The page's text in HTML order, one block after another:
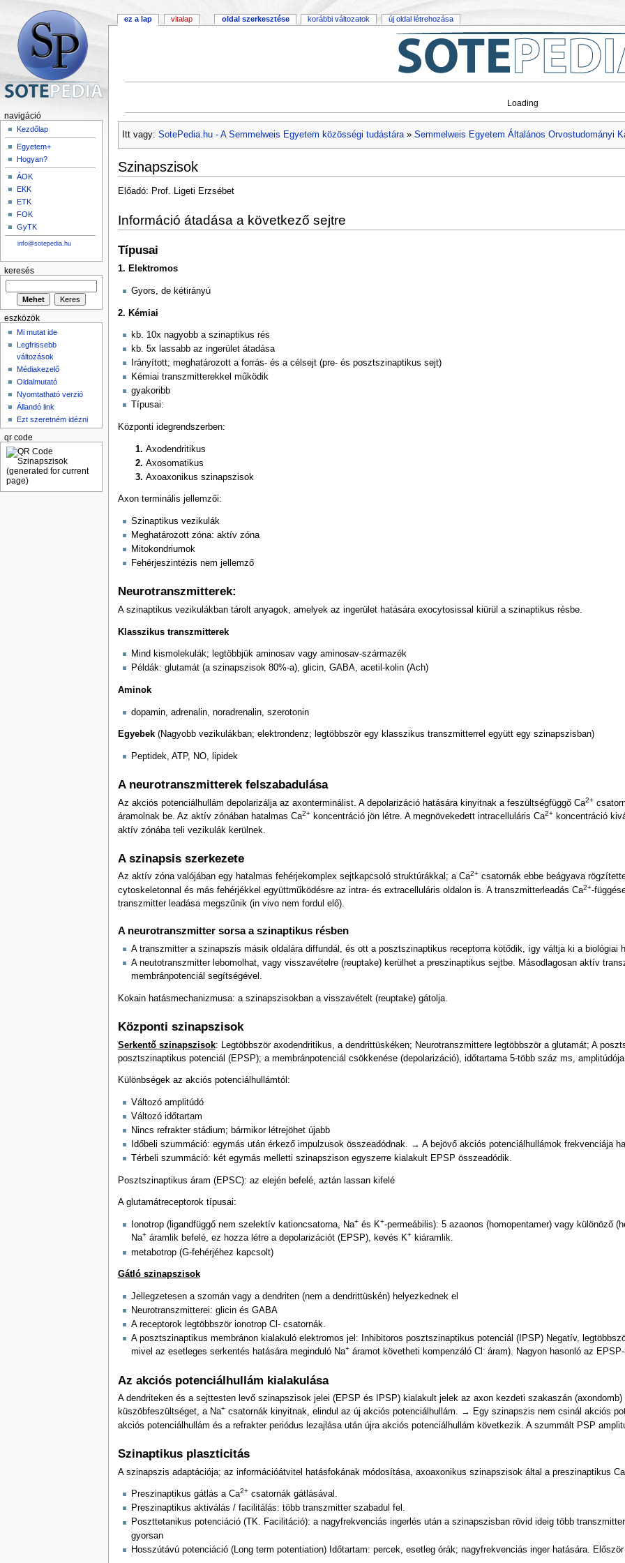
Loading
Itt vagy: SotePedia.hu - A Semmelweis Egyetem közösségi tudástára» Semmelweis Egyetem Általános Orvostudományi
Szinapszisok
Előadó: Prof. Ligeti Erzsébet
Információ átadása a következő sejtre
Típusai
1. Elektromos
Gyors, de kétirányú
2. Kémiai
kb. 10x nagyobb a szinaptikus rés
kb. 5x lassabb az ingerület átadása
Irányított; meghatározott a forrás- és a célsejt (pre- és posztszinaptikus sejt)
Kémiai transzmitterekkel működik
gyakoribb
Típusai:
Központi idegrendszerben:
Axodendritikus
Axosomatikus
Axoaxonikus szinapszisok
Axon terminális jellemzői:
Szinaptikus vezikulák
Meghatározott zóna: aktív zóna
Mitokondriumok
Fehérjeszintézis nem jellemző
Neurotranszmitterek:
A szinaptikus vezikulákban tárolt anyagok, amelyek az ingerület hatására exocytosissal kiürül a szinaptikus résbe.
Klasszikus transzmitterek
Mind kismolekulák; legtöbbjük aminosav vagy aminosav-származék
Példák: glutamát (a szinapszisok 80%-a), glicin, GABA, acetil-kolin (Ach)
Aminok
dopamin, adrenalin, noradrenalin, szerotonin
Egyebek(Nagyobb vezikulákban; elektrondenz; legtöbbször egy klasszikus transzmitterrel együtt egy szinapszisban)
Peptidek, ATP, NO, lipidek
A neurotranszmitterek felszabadulása
Az akciós potenciálhullám depolarizálja az axonterminálist. A depolarizáció hatására kinyitnak a feszültségfüggő Ca2+
áramolnak be. Az aktív zónában hatalmas Ca2+koncentráció jön létre. A megnövekedett intracelluláris Ca2+koncentráció
aktív zónába teli vezikulák kerülnek.
A szinapsis szerkezete
Az aktív zóna valójában egy hatalmas fehérjekomplex sejtkapcsoló struktúrákkal; a Ca2+csatornák ebbe beágyava
cytoskeletonnal és más fehérjékkel együttműködésre az intra- és extracelluláris oldalon is. A transzmitterleadás Ca2+-
transzmitter leadása megszűnik (in vivo nem fordul elő).
A neurotranszmitter sorsa a szinaptikus résben
A transzmitter a szinapszis másik oldalára diffundál, és ott a posztszinaptikus receptorra kötődik, így váltja ki a biológiai
A neutotranszmitter lebomolhat, vagy visszavételre (reuptake) kerülhet a preszinaptikus sejtbe. Másodlagosan aktív
membránpotenciál segítségével.
Kokain hatásmechanizmusa: a szinapszisokban a visszavételt (reuptake) gátolja.
Központi szinapszisok
Serkentő szinapszisok: Legtöbbször axodendritikus, a dendrittüskéken; Neurotranszmittere legtöbbször a glutamát; A
posztszinaptikus potenciál (EPSP); a membránpotenciál csökkenése (depolarizáció), időtartama 5-több száz ms, amplitúdója
Különbségek az akciós potenciálhullámtól:
Változó amplitúdó
Változó időtartam
Nincs refrakter stádium; bármikor létrejöhet újabb
Időbeli szummáció: egymás után érkező impulzusok összeadódnak. → A bejövő akciós potenciálhullámok frekvenciája
Térbeli szummáció: két egymás melletti szinapszison egyszerre kialakult EPSP összeadódik.
Posztszinaptikus áram (EPSC): az elején befelé, aztán lassan kifelé
A glutamátreceptorok típusai:
Ionotrop (ligandfüggő nem szelektív kationcsatorna, Na+és K+-permeábilis): 5 azaonos (homopentamer) vagy különöző
Na+áramlik befelé, ez hozza létre a depolarizációt (EPSP), kevés K+kiáramlik.
metabotrop (G-fehérjéhez kapcsolt)
Gátló szinapszisok
Jellegzetesen a szomán vagy a dendriten (nem a dendrittüskén) helyezkednek el
Neurotranszmitterei: glicin és GABA
A receptorok legtöbbször ionotrop Cl- csatornák.
A posztszinaptikus membránon kialakuló elektromos jel: Inhibitoros posztszinaptikus potenciál (IPSP) Negatív,
mivel az esetleges serkentés hatására meginduló Na+áramot követheti kompenzáló Cl -áram). Nagyon hasonló az
Az akciós potenciálhullám kialakulása
A dendriteken és a sejttesten levő szinapszisok jelei (EPSP és IPSP) kialakult jelek az axon kezdeti szakaszán
küszöbfeszültséget, a Na+csatornák kinyitnak, elindul az új akciós potenciálhullám. → Egy szinapszis nem csinál akciós
akciós potenciálhullám és a refrakter periódus lezajlása után újra akciós potenciálhullám következik. A szummált PSP
Szinaptikus plaszticitás
A szinapszis adaptációja; az információátvitel hatásfokának módosítása, axoaxonikus szinapszisok által a preszinaptikus
Preszinaptikus gátlás a Ca2+csatornák gátlásával.
Preszinaptikus aktiválás / facilitálás: több transzmitter szabadul fel.
Poszttetanikus potenciáció (TK. Facilitáció): a nagyfrekvenciás ingerlés után a szinapszisban rövid ideig több
gyorsan
Hosszútávú potenciáció (Long term potentiation) Időtartam: percek, esetleg órák; nagyfrekvenciás inger hatására. Először
ez a lap vitalap oldal szerkesztése korábbi változatok új oldal létrehozása
navigáció
Kezdőlap
Egyetem+
Hogyan?
ÁOK
EKK
ETK
FOK
GyTK
info@sotepedia.hu
keresés
eszközök
Mi mutat ide
Legfrissebb
változások
Médiakezelő
Oldalmutató
Nyomtatható verzió
Állandó link
Ezt szeretném idézni
qr code